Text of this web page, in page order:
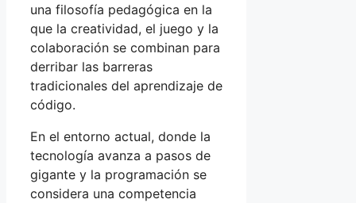
una filosofía pedagógica en la
que la creatividad, el juego y la
colaboración se combinan para
derribar las barreras
tradicionales del aprendizaje de
código.
En el entorno actual, donde la
tecnología avanza a pasos de
gigante y la programación se
considera una competencia